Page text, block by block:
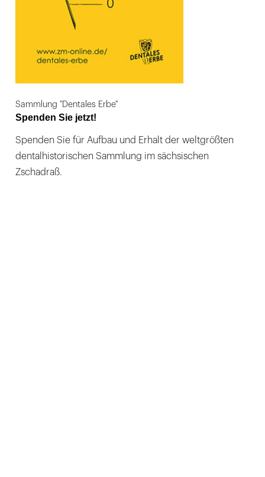
Sammlung "Dentales Erbe"
Spenden Sie jetzt!
Spenden Sie für Aufbau und Erhalt der weltgrößten
dentalhistorischen Sammlung im sächsischen
Zschadraß.